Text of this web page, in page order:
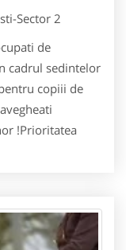
Sector 2
de
cadrul sedintelor
copiii de
!Prioritatea